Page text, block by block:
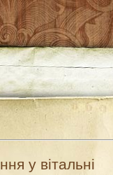
у вітальні